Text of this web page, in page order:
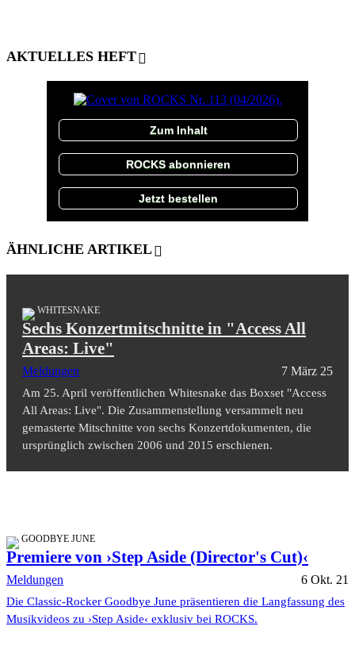
AKTUELLES HEFT
Zum Inhalt
ROCKS abonnieren
Jetzt bestellen
ÄHNLICHE ARTIKEL
WHITESNAKE
Sechs Konzertmitschnitte in "Access All
Areas: Live"
Meldungen 7 März 25
Am 25. April veröffentlichen Whitesnake das Boxset "Access
All Areas: Live". Die Zusammenstellung versammelt neu
gemasterte Mitschnitte von sechs Konzertdokumenten, die
ursprünglich zwischen 2006 und 2015 erschienen.
GOODBYE JUNE
Premiere von ›Step Aside (Director's Cut)‹
Meldungen 6 Okt. 21
Die Classic-Rocker Goodbye June präsentieren die Langfassung des
Musikvideos zu ›Step Aside‹ exklusiv bei ROCKS.